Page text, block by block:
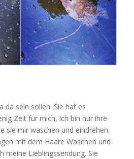
da sein sollen. Sie hat es
Zeit für mich, ich bin nur ihre
sie mir waschen und eindrehen.
mit dem Haare Waschen und
meine Lieblingssendung. Sie